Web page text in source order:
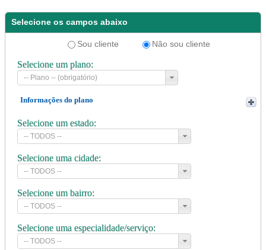
Selecione os campos abaixo
Sou cliente Não sou cliente
Selecione um plano:
Informações do plano
Selecione um estado:
Selecione uma cidade:
Selecione um bairro:
Selecione uma especialidade/serviço: